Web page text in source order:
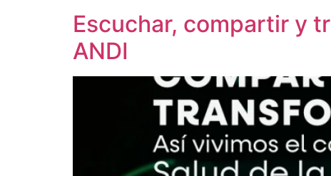
Escuchar, compartir y
ANDI